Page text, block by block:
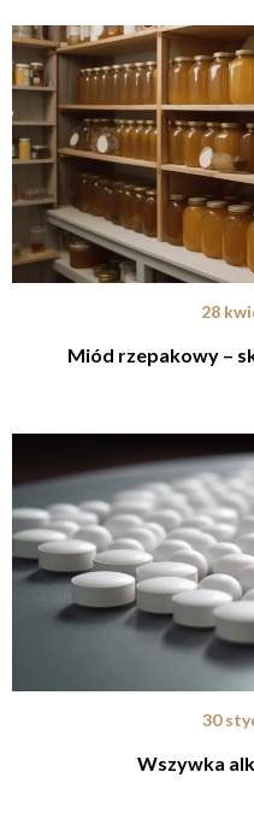
28
Miód rzepakowy –
30
Wszywka